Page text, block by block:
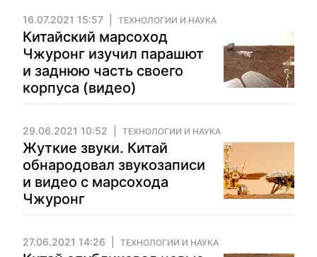
16.07.2021 15:57 ТЕХНОЛОГИИ И НАУКА
Китайский марсоход
Чжуронг изучил парашют
и заднюю часть своего
корпуса (видео)
29.06.2021 10:52 ТЕХНОЛОГИИ И НАУКА
Жуткие звуки. Китай
обнародовал звукозаписи
и видео с марсохода
Чжуронг
27.06.2021 14:26 ТЕХНОЛОГИИ И НАУКА